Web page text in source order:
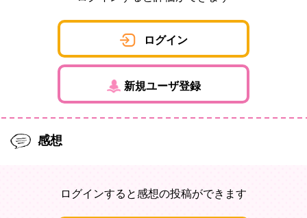
ログイン
新規ユーザ登録
感想
ログインすると感想の投稿ができます